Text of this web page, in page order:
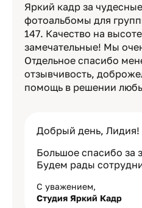
Яркий кадр за
фотоальбомы для
147. Качество на
замечательные! Мы
Отдельное спасибо
отзывчивость,
помощь в решении
Добрый день, Лидия!
Большое спасибо за
Будем рады
С уважением,
Студия Яркий Кадр